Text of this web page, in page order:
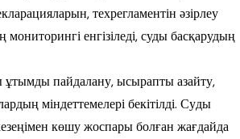
техрегламентін әзірлеу
ен­гізіледі, суды басқарудың
ұтымды пай­­­далану, ысырапты азайту,
міндеттемелері бекітілді. Су­ды
көшу жоспары болған жағдайда